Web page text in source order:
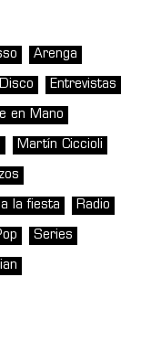
Arenga
Disco Entrevistas
en Mano
Martín Ciccioli
la fiesta Radio
Series